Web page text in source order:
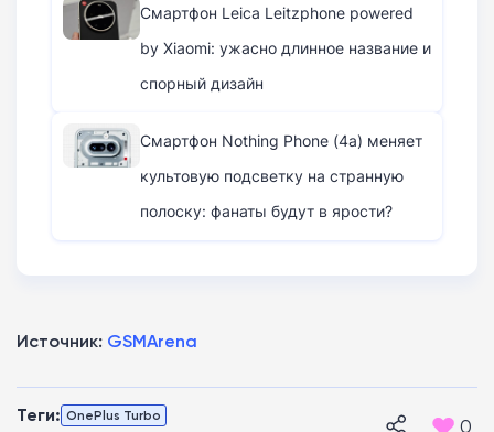
Смартфон Leica Leitzphone powered
by Xiaomi: ужасно длинное название и
спорный дизайн
Смартфон Nothing Phone (4a) меняет
культовую подсветку на странную
полоску: фанаты будут в ярости?
Источник: GSMArena
Теги: OnePlus Turbo 0